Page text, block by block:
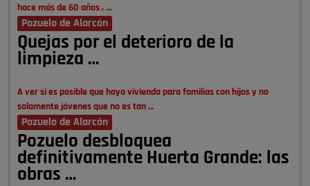
hace más de 60 años , …
Pozuelo de Alarcón
Quejas por el deterioro de la
limpieza …
A ver si es posible que haya vivienda para familias con hijos y no
solamente jóvenes que no es tan …
Pozuelo de Alarcón
Pozuelo desbloquea
definitivamente Huerta Grande: las
obras …